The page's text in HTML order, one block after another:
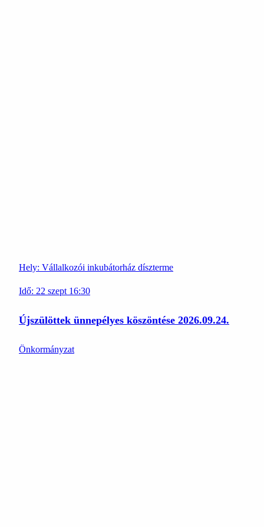
Hely: Vállalkozói inkubátorház díszterme
Idő: 22 szept 16:30
Újszülöttek ünnepélyes köszöntése 2026.09.24.
Önkormányzat